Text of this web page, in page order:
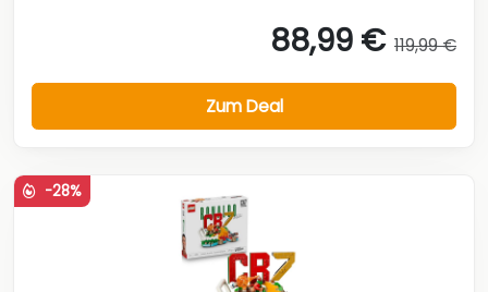
88,99 € 119,99 €
Zum Deal
-28%